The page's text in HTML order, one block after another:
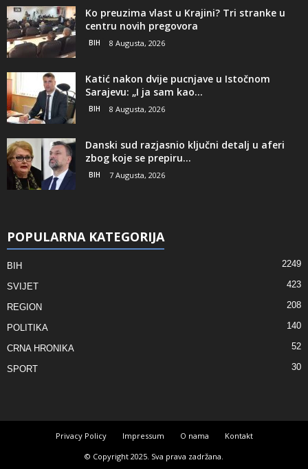
Ko preuzima vlast u Krajini? Tri stranke u
centru novih pregovora
BIH 8 Augusta, 2026
Katić nakon dvije pucnjave u Istočnom
Sarajevu: „I ja sam kao...
BIH 8 Augusta, 2026
Danski sud razjasnio ključni detalj u aferi
zbog koje se prepiru...
BIH 7 Augusta, 2026
POPULARNA KATEGORIJA
BIH 2249
SVIJET 423
REGION 208
POLITIKA 140
CRNA HRONIKA 52
SPORT 30
Privacy Policy Impressum O nama
Kontakt
© Copyright 2025. Sva prava zadržana.